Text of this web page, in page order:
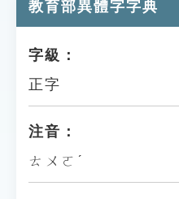
貓頭鷹博士
教育部異體字字典
字級：
正字
注音：
ㄊㄨㄛˊ